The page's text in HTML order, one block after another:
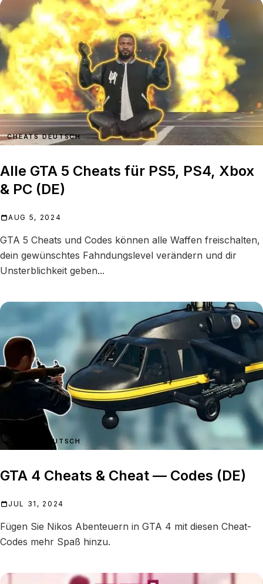
CHEATS DEUTSCH
Alle GTA 5 Cheats für PS5, PS4, Xbox
& PC (DE)
AUG 5, 2024
GTA 5 Cheats und Codes können alle Waffen freischalten,
dein gewünschtes Fahndungslevel verändern und dir
Unsterblichkeit geben...
CHEATS DEUTSCH
GTA 4 Cheats & Cheat — Codes (DE)
JUL 31, 2024
Fügen Sie Nikos Abenteuern in GTA 4 mit diesen Cheat-
Codes mehr Spaß hinzu.